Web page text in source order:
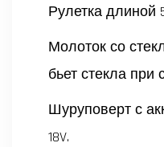
Рулетка длиной
Молоток со
бьет стекла при
Шуруповерт с
18V.